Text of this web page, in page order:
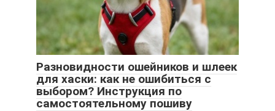
Разновидности ошейников и шлеек
для хаски: как не ошибиться с
выбором? Инструкция по
самостоятельному пошиву